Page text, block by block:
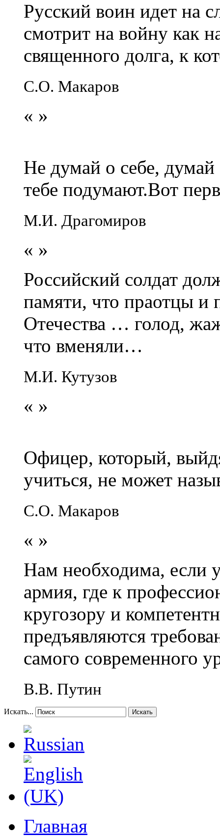
Русский воин идет на
смотрит на войну как
священного долга, к
С.О. Макаров
« »
Не думай о себе,
тебе подумают.Вот
М.И. Драгомиров
« »
Российский солдат
памяти, что праотцы и
Отечества … голод,
что вменяли…
М.И. Кутузов
« »
Офицер, который,
учиться, не может
С.О. Макаров
« »
Нам необходима, если
армия, где к
кругозору и
предъявляются
самого современного
В.В. Путин
Искать... Искать
Главная